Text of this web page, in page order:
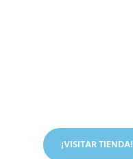
¡VISITAR TIENDA!